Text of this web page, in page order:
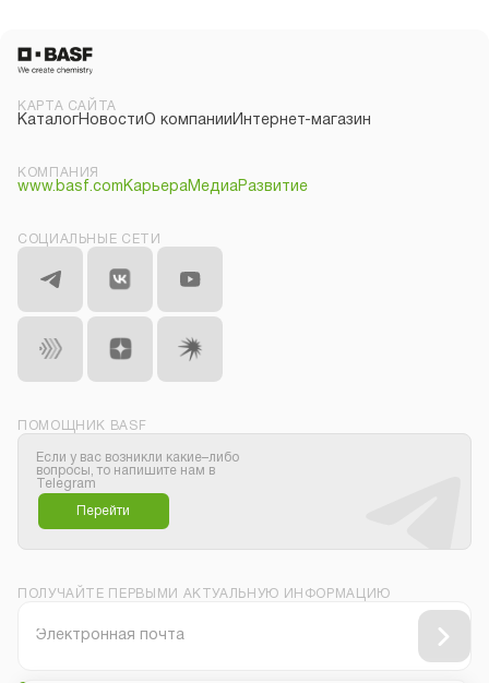
КАРТА САЙТА
КаталогНовостиО компании Интернет-магазин
КОМПАНИЯ
www.basf.com КарьераМедиаРазвитие
СОЦИАЛЬНЫЕ СЕТИ
ПОМОЩНИК BASF
Если у вас возникли какие–либо
вопросы, то напишите нам в
Telegram
Перейти
ПОЛУЧАЙТЕ ПЕРВЫМИ АКТУАЛЬНУЮ ИНФОРМАЦИЮ